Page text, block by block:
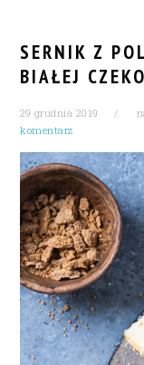
SERNIK Z
BIAŁEJ
29 grudnia 2019
komentarz